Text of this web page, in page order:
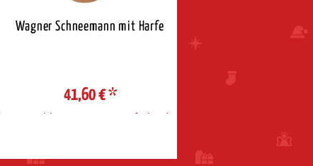
Wagner Schneemann mit Harfe
41,60 €*
Auswahl Steuerzone / Lieferland
Wagner Schneemann
„mit Luftballon“